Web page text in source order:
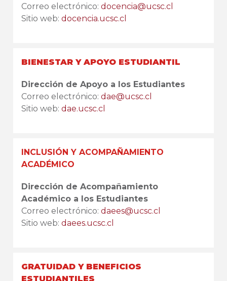
Correo electrónico: docencia@ucsc.cl
Sitio web: docencia.ucsc.cl
BIENESTAR Y APOYO ESTUDIANTIL
Dirección de Apoyo a los Estudiantes
Correo electrónico: dae@ucsc.cl
Sitio web: dae.ucsc.cl
INCLUSIÓN Y ACOMPAÑAMIENTO
ACADÉMICO
Dirección de Acompañamiento
Académico a los Estudiantes
Correo electrónico: daees@ucsc.cl
Sitio web: daees.ucsc.cl
GRATUIDAD Y BENEFICIOS
ESTUDIANTILES